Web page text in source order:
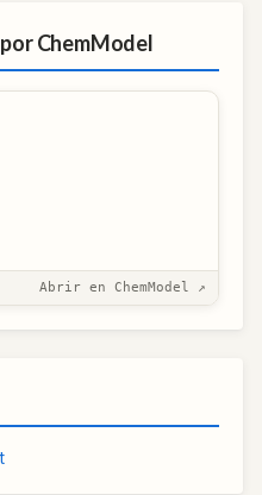
ChemModel
Abrir en ChemModel ↗